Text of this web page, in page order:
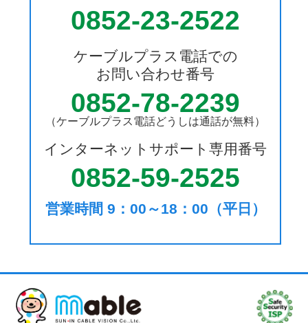
0852-23-2522
ケーブルプラス電話での
お問い合わせ番号
0852-78-2239
（ケーブルプラス電話どうしは通話が無料）
インターネットサポート専用番号
0852-59-2525
営業時間 9：00～18：00（平日）